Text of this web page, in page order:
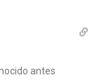
antes